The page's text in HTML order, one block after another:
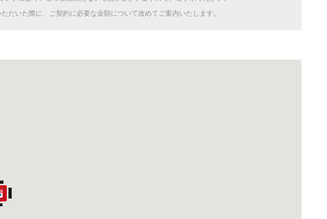
いた際に、ご契約に必要な金額について改めてご案内いたします。